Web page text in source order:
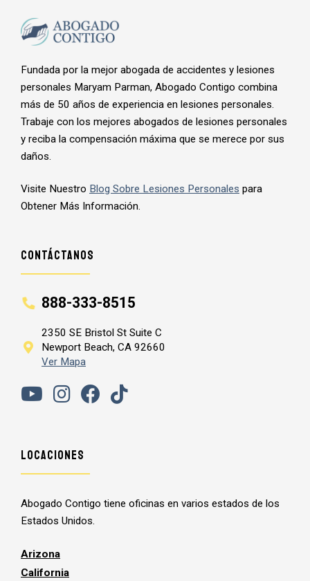
Fundada por la mejor abogada de accidentes y lesiones
personales Maryam Parman, Abogado Contigo combina
más de 50 años de experiencia en lesiones personales.
Trabaje con los mejores abogados de lesiones personales
y reciba la compensación máxima que se merece por sus
daños.
Visite Nuestro Blog Sobre Lesiones Personales para
Obtener Más Información.
Contáctanos
888-333-8515
2350 SE Bristol St Suite C
Newport Beach, CA 92660
Ver Mapa
Locaciones
Abogado Contigo tiene oficinas en varios estados de los
Estados Unidos.
Arizona
California